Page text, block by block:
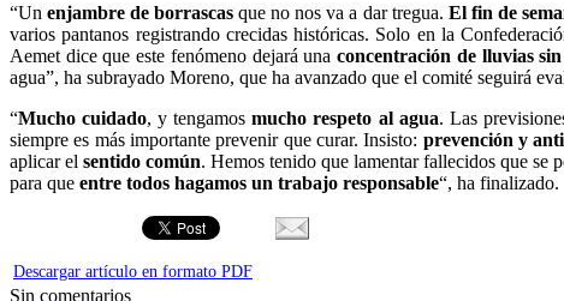
“Unenjambre de borrascas que no nos va a dar tregua. El fin de
varios pantanos registrando crecidas históricas. Solo en la
Aemet dice que este fenómeno dejará unaconcentración de lluvias
agua”, ha subrayado Moreno, que ha avanzado que el comité seguirá
“Mucho cuidado, y tengamosmucho respeto al agua. Las
siempre es más importante prevenir que curar. Insisto: prevención y
aplicar el sentido común. Hemos tenido que lamentar fallecidos que se
para que entre todos hagamos un trabajo responsable“, ha finalizado.
Descargar artículo en formato PDF
Sin comentarios